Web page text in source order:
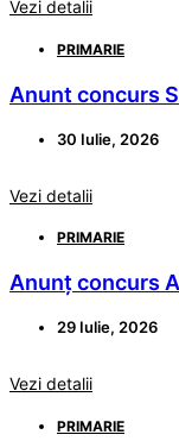
Vezi detalii
PRIMARIE
Anunt concurs
30 Iulie, 2026
Vezi detalii
PRIMARIE
Anunț concurs
29 Iulie, 2026
Vezi detalii
PRIMARIE